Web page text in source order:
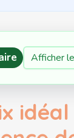
Afficher